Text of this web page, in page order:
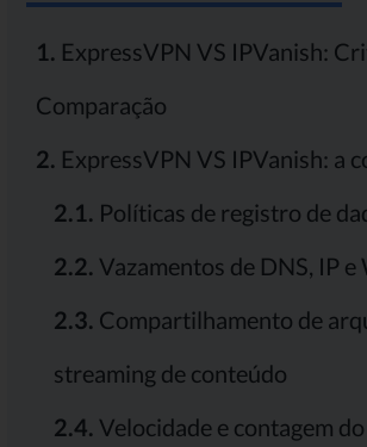
1. ExpressVPN VS IPVanish:
Comparação
2. ExpressVPN VS IPVanish: a
2.1. Políticas de registro de
2.2. Vazamentos de DNS, IP e
2.3. Compartilhamento de
streaming de conteúdo
2.4. Velocidade e contagem